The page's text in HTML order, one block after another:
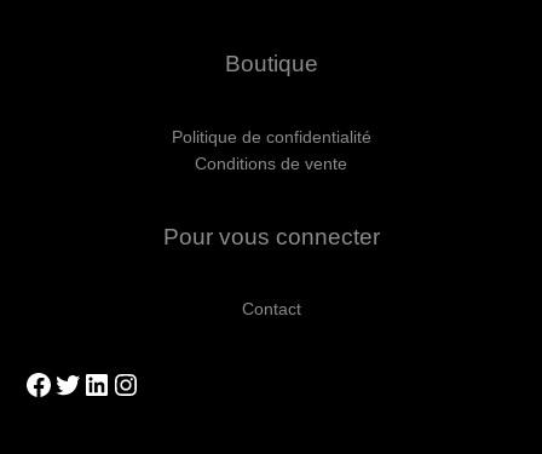
Boutique
Politique de confidentialité
Conditions de vente
Pour vous connecter
Contact
Facebook
Twitter
LinkedIn
Instagram